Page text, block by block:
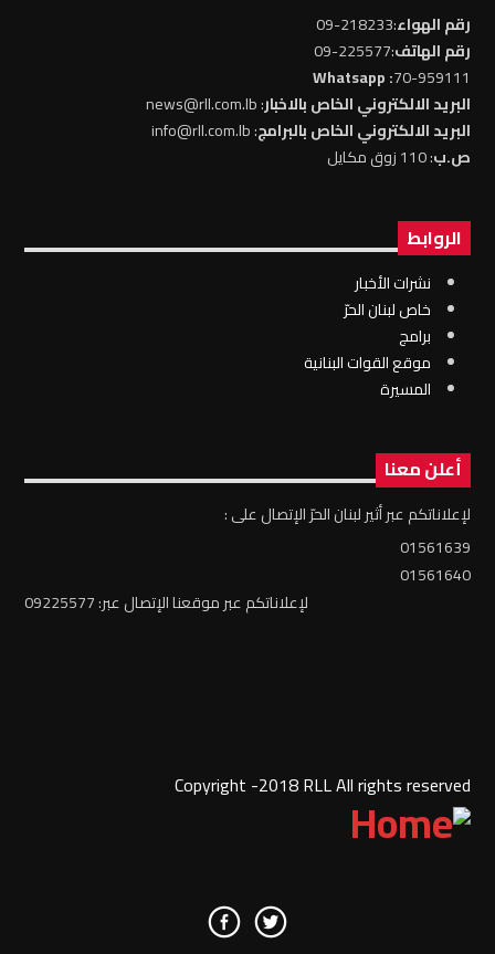
رقم الهواء:218233-09
رقم الهاتف:225577-09
70-959111
: Whatsapp
البريد الالكتروني الخاص بالاخبار: news@rll.com.lb
البريد الالكتروني الخاص بالبرامج: info@rll.com.lb
ص.ب: 110 زوق مكايل
الروابط
نشرات الأخبار
خاص لبنان الحرّ
برامج
موقع القوات البنانية
المسيرة
أعلن معنا
لإعلاناتكم عبر أثير لبنان الحرّ الإتصال على :
01561639
01561640
لإعلاناتكم عبر موقعنا الإتصال عبر: 09225577
Copyright -2018 RLL All rights reserved